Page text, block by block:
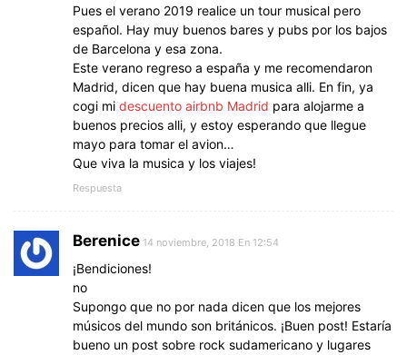
Pues el verano 2019 realice un tour musical pero
español. Hay muy buenos bares y pubs por los bajos
de Barcelona y esa zona.
Este verano regreso a españa y me recomendaron
Madrid, dicen que hay buena musica alli. En fin, ya
cogi mi descuento airbnb Madrid para alojarme a
buenos precios alli, y estoy esperando que llegue
mayo para tomar el avion…
Que viva la musica y los viajes!
Respuesta
Berenice 14 noviembre, 2018 En 12:54
¡Bendiciones!
no
Supongo que no por nada dicen que los mejores
músicos del mundo son británicos. ¡Buen post! Estaría
bueno un post sobre rock sudamericano y lugares